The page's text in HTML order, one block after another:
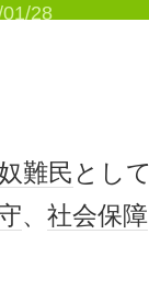
28
難民 とし
、 社会保障